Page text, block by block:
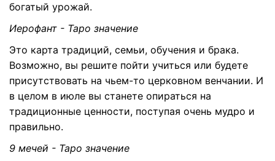
богатый урожай.
Иерофант - Таро значение
Это карта традиций, семьи, обучения и брака.
Возможно, вы решите пойти учиться или будете
присутствовать на чьем-то церковном венчании. И
в целом в июле вы станете опираться на
традиционные ценности, поступая очень мудро и
правильно.
9 мечей - Таро значение